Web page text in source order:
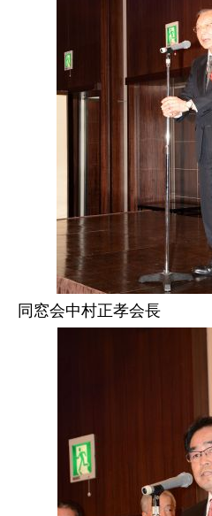
同窓会中村正孝会長